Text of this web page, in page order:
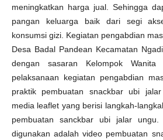
meningkatkan harga jual. Sehingga
pangan keluarga baik dari segi
konsumsi gizi. Kegiatan pengabdian
Desa Badal Pandean Kecamatan
dengan sasaran Kelompok
pelaksanaan kegiatan pengabdian
praktik pembuatan snackbar ubi
media leaflet yang berisi langkah-
pembuatan sanckbar ubi jalar
digunakan adalah video pembuatan